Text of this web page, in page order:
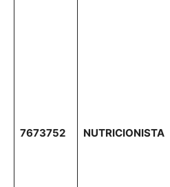
7673752 NUTRICIONISTA